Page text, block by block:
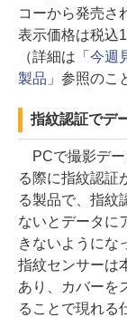
コーから発売さ
表示価格は税込
（詳細は「 今週
製品 」参照のこ
指紋認証でデ
PCで撮影デー
る際に指紋認証
る製品で、指紋
ないとデータに
きないようにな
指紋センサーは
あり、カバーを
ることで現れる